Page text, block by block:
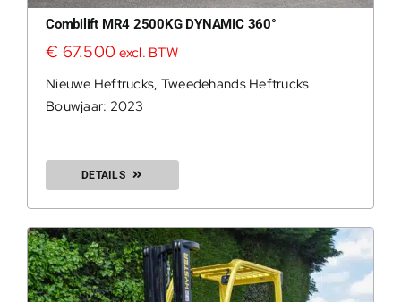
Combilift MR4 2500KG DYNAMIC 360°
€ 67.500 excl. BTW
Nieuwe Heftrucks, Tweedehands Heftrucks
Bouwjaar: 2023
DETAILS